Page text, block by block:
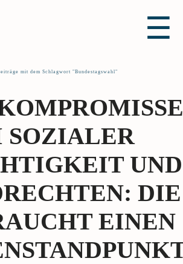
☰
mit dem Schlagwort "Bundestagswahl"
SOZIALER
UND
DIE
EINEN